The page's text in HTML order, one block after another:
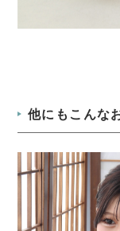
他にもこんな